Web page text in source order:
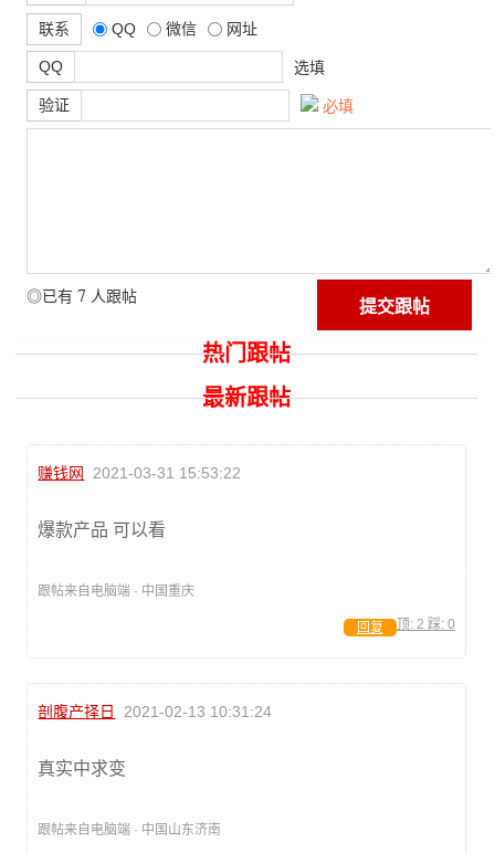
联系 QQ 微信 网址
QQ 选填
验证 必填
◎已有 7 人跟帖
热门跟帖
最新跟帖
赚钱网 2021-03-31 15:53:22
爆款产品 可以看
跟帖来自电脑端 · 中国重庆
顶: 2 踩: 0
回复
剖腹产择日 2021-02-13 10:31:24
真实中求变
跟帖来自电脑端 · 中国山东济南